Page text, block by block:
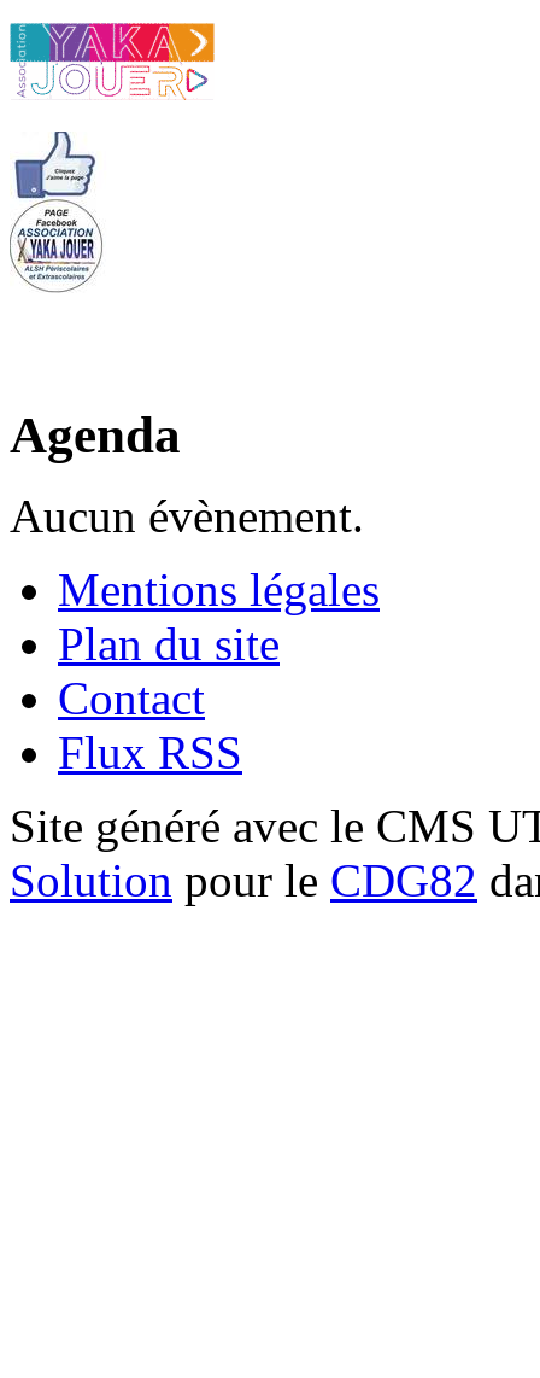
Agenda
Aucun évènement.
Mentions légales
Plan du site
Contact
Flux RSS
Site généré avec le CMS
Solution pour le CDG82